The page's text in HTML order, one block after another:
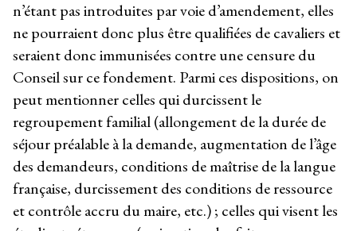
n’étant pas introduites par voie d’amendement, elles
ne pourraient donc plus être qualifiées de cavaliers et
seraient donc immunisées contre une censure du
Conseil sur ce fondement. Parmi ces dispositions, on
peut mentionner celles qui durcissent le
regroupement familial (allongement de la durée de
séjour préalable à la demande, augmentation de l’âge
des demandeurs, conditions de maîtrise de la langue
française, durcissement des conditions de ressource
et contrôle accru du maire, etc.) ; celles qui visent les